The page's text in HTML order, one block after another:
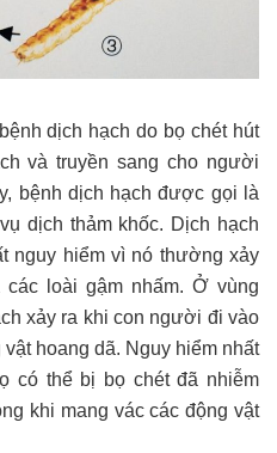
dịch hạch do bọ chét hút
và truyền sang cho người
bệnh dịch hạch được gọi là
dịch thảm khốc. Dịch hạch
nguy hiểm vì nó thường xảy
loài gậm nhấm. Ở vùng
xảy ra khi con người đi vào
hoang dã. Nguy hiểm nhất
có thể bị bọ chét đã nhiễm
khi mang vác các động vật